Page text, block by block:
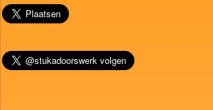
Laatste nieuws
Social